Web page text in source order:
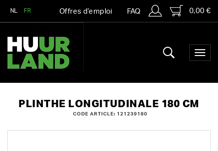
NL FR Offres d’emploi FAQ 0,00 €
PLINTHE LONGITUDINALE 180 CM
CODE ARTICLE: 121239180